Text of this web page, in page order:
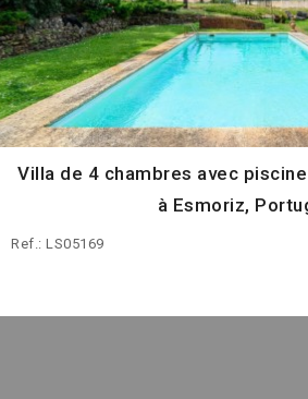
Villa de 4 chambres avec
à Esmoriz,
Ref.: LS05169